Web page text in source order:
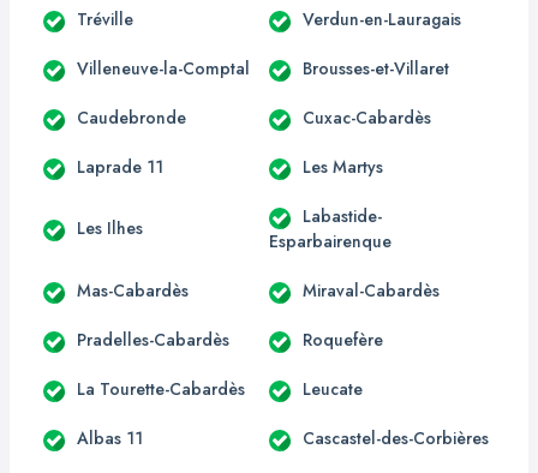
Tréville Verdun-en-Lauragais
Villeneuve-la-Comptal Brousses-et-Villaret
Caudebronde Cuxac-Cabardès
Laprade 11 Les Martys
Les Ilhes
Labastide-
Esparbairenque
Mas-Cabardès Miraval-Cabardès
Pradelles-Cabardès Roquefère
La Tourette-Cabardès Leucate
Albas 11 Cascastel-des-Corbières